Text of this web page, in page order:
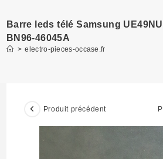
Barre leds télé Samsung
BN96-46045A
> electro-pieces-occase.fr
Produit précédent